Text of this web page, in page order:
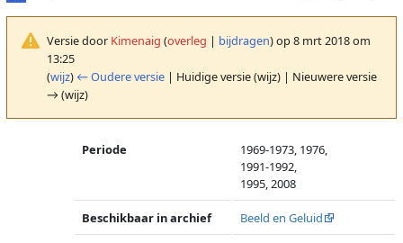
Versie door Kimenaig (overleg | bijdragen)op 8 mrt 2018 om
13:25
(wijz) ← Oudere versie| Huidige versie (wijz) | Nieuwere versie
→ (wijz)
Periode
1969-1973, 1976,
1991-1992,
1995, 2008
Beschikbaar in archief Beeld en Geluid